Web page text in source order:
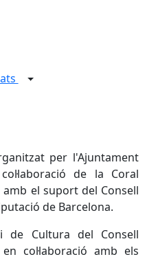
per l'Ajuntament
de la Coral
amb el suport del Consell
de Barcelona.
de Cultura del Consell
col·laboració amb els